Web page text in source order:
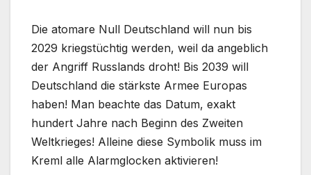
Die atomare Null Deutschland will nun bis
2029 kriegstüchtig werden, weil da angeblich
der Angriff Russlands droht! Bis 2039 will
Deutschland die stärkste Armee Europas
haben! Man beachte das Datum, exakt
hundert Jahre nach Beginn des Zweiten
Weltkrieges! Alleine diese Symbolik muss im
Kreml alle Alarmglocken aktivieren!